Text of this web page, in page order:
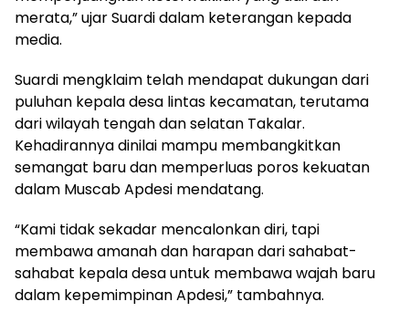
merata,” ujar Suardi dalam keterangan kepada
media.
Suardi mengklaim telah mendapat dukungan dari
puluhan kepala desa lintas kecamatan, terutama
dari wilayah tengah dan selatan Takalar.
Kehadirannya dinilai mampu membangkitkan
semangat baru dan memperluas poros kekuatan
dalam Muscab Apdesi mendatang.
“Kami tidak sekadar mencalonkan diri, tapi
membawa amanah dan harapan dari sahabat-
sahabat kepala desa untuk membawa wajah baru
dalam kepemimpinan Apdesi,” tambahnya.